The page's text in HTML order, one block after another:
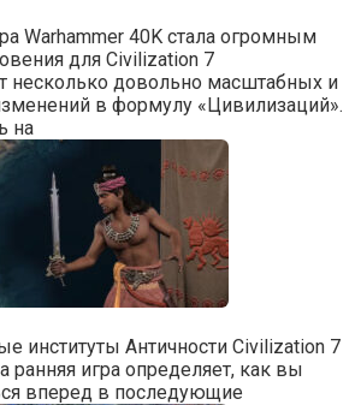
Warhammer 40K стала огромным
для Civilization 7
несколько довольно масштабных и
в формулу «Цивилизаций».
на
институты Античности Civilization 7
ранняя игра определяет, как вы
вперед в последующие